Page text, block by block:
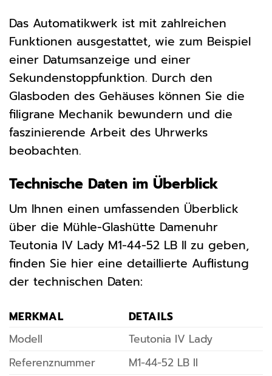
Das Automatikwerk ist mit zahlreichen
Funktionen ausgestattet, wie zum Beispiel
einer Datumsanzeige und einer
Sekundenstoppfunktion. Durch den
Glasboden des Gehäuses können Sie die
filigrane Mechanik bewundern und die
faszinierende Arbeit des Uhrwerks
beobachten.
Technische Daten im Überblick
Um Ihnen einen umfassenden Überblick
über die Mühle-Glashütte Damenuhr
Teutonia IV Lady M1-44-52 LB II zu geben,
finden Sie hier eine detaillierte Auflistung
der technischen Daten:
MERKMAL
DETAILS
Modell
Teutonia IV Lady
Referenznummer
M1-44-52 LB II